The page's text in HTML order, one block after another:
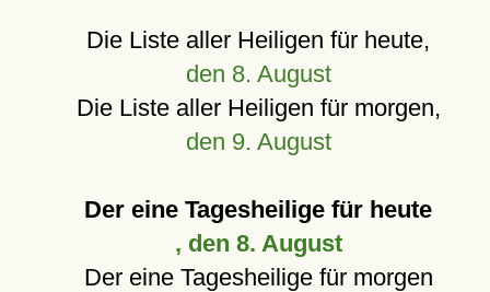
Die Liste aller Heiligen für heute,
den 8. August
Die Liste aller Heiligen für morgen,
den 9. August
Der eine Tagesheilige für heute
, den 8. August
Der eine Tagesheilige für morgen